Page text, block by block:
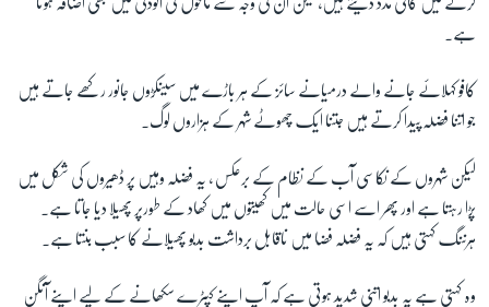
ہے۔
کافو کہلائے جانے والے درمیانے سائز کے ہر باڑے میں سینکڑوں جانور رکھے جاتے ہیں
جو اتنا فضلہ پیدا کرتے ہیں جتنا ایک چھوٹے شہر کے ہزاروں لوگ۔
لیکن شہروں کے نکاسی آب کے نظام کے برعکس ، یہ فضلہ وہیں پر ڈھیروں کی شکل میں
پڑا رہتا ہے اور پھر اسے اسی حالت میں کھیتوں میں کھاد کے طورپر پھیلا دیا جاتا ہے۔
ہرننگ کہتی ہیں کہ یہ فضلہ فضا میں ناقابل برداشت بدبو پھیلانے کا سبب بنتا ہے۔
وہ کہتی ہے یہ بدبو اتنی شدید ہوتی ہے کہ آپ اپنے کپٹرے سکھانے کے لیے اپنے آنگن